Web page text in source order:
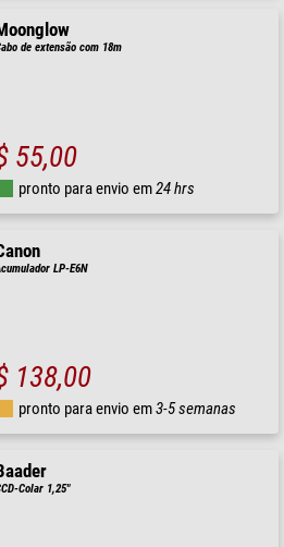
de extensão com 18m
55,00
pronto para envio em24 hrs
LP-E6N
138,00
pronto para envio em3-5 semanas
Colar 1,25"